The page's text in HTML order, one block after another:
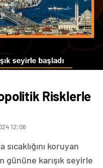
Risklerle
12:06
koruyan
gününe karışık seyirle